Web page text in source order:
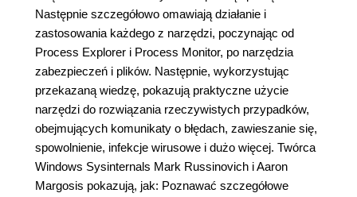
Następnie szczegółowo omawiają działanie i
zastosowania każdego z narzędzi, poczynając od
Process Explorer i Process Monitor, po narzędzia
zabezpieczeń i plików. Następnie, wykorzystując
przekazaną wiedzę, pokazują praktyczne użycie
narzędzi do rozwiązania rzeczywistych przypadków,
obejmujących komunikaty o błędach, zawieszanie się,
spowolnienie, infekcje wirusowe i dużo więcej. Twórca
Windows Sysinternals Mark Russinovich i Aaron
Margosis pokazują, jak: Poznawać szczegółowe